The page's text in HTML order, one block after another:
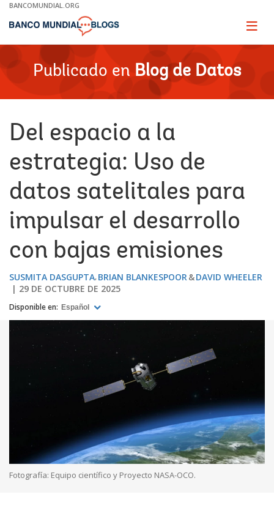
Skip
Main
BANCOMUNDIAL.ORG
Page
Publicado en Blog de Datos
Del espacio a la
estrategia: Uso de
datos satelitales para
impulsar el desarrollo
con bajas emisiones
SUSMITA DASGUPTA BRIAN BLANKESPOOR
DAVID WHEELER
29 DE OCTUBRE DE 2025
Disponible en: Español
Fotografía: Equipo científico y Proyecto NASA-OCO.